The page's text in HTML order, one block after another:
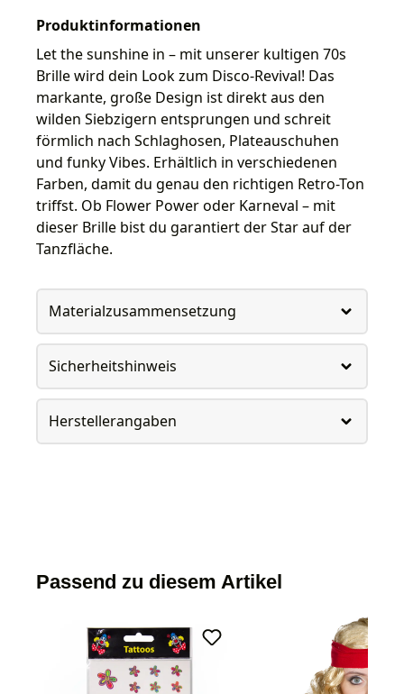
Produktinformationen
Let the sunshine in – mit unserer kultigen 70s
Brille wird dein Look zum Disco-Revival! Das
markante, große Design ist direkt aus den
wilden Siebzigern entsprungen und schreit
förmlich nach Schlaghosen, Plateauschuhen
und funky Vibes. Erhältlich in verschiedenen
Farben, damit du genau den richtigen Retro-Ton
triffst. Ob Flower Power oder Karneval – mit
dieser Brille bist du garantiert der Star auf der
Tanzfläche.
Materialzusammensetzung
Sicherheitshinweis
Herstellerangaben
Passend zu diesem Artikel